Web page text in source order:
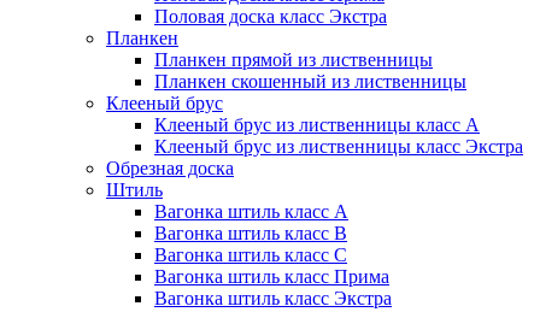
Половая доска класс Экстра
Планкен
Планкен прямой из лиственницы
Планкен скошенный из лиственницы
Клееный брус
Клееный брус из лиственницы класс А
Клееный брус из лиственницы класс Экстра
Обрезная доска
Штиль
Вагонка штиль класс А
Вагонка штиль класс B
Вагонка штиль класс C
Вагонка штиль класс Прима
Вагонка штиль класс Экстра